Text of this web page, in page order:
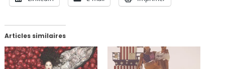
Articles similaires